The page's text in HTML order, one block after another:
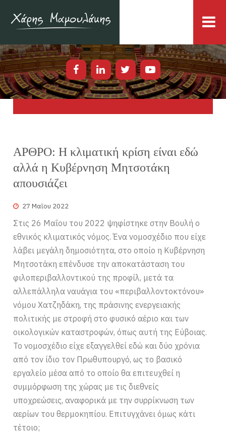
ΑΡΘΡΟ: Η κλιματική κρίση είναι εδώ
αλλά η Κυβέρνηση Μητσοτάκη
απουσιάζει
27 Μαΐου 2022
Στις 26 Μαΐου του 2022 ψηφίστηκε στην Βουλή ο
εθνικός κλιματικός νόμος. Ένα νομοσχέδιο που είχε
λάβει μεγάλη δημοσιότητα, στο οποίο η Κυβέρνηση
Μητσοτάκη επένδυσε την αποκατάσταση του
φιλοπεριβαλλοντικού της προφίλ, μετά τα
αλλεπάλληλα ναυάγια του «περιβαλλοντοκτόνου»
νόμου Χατζηδάκη, της πράσινης ενεργειακής
πολιτικής με στροφή στο φυσικό αέριο και των
οικολογικών καταστροφών, όπως αυτή της Εύβοιας.
Το νομοσχέδιο είχε εξαγγελθεί εδώ και δύο χρόνια
από τον ίδιο τον Πρωθυπουργό, ως το βασικό
εργαλείο μέσα από το οποίο θα επιτευχθεί η
συμμόρφωση της χώρας με τις διεθνείς
υποχρεώσεις, αναφορικά με την συρρίκνωση των
αερίων του θερμοκηπίου. Επιτυγχάνει όμως κάτι
τέτοιο;